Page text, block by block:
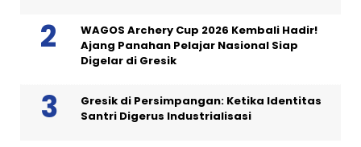
WAGOS Archery Cup 2026 Kembali Hadir!
Ajang Panahan Pelajar Nasional Siap
Digelar di Gresik
Gresik di Persimpangan: Ketika Identitas
Santri Digerus Industrialisasi